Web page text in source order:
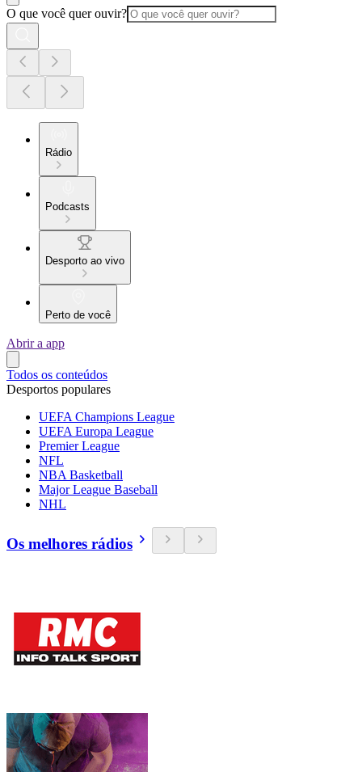
O que você quer ouvir?
Rádio
Podcasts
Desporto ao vivo
Perto de você
Abrir a app
Todos os conteúdos
Desportos populares
UEFA Champions League
UEFA Europa League
Premier League
NFL
NBA Basketball
Major League Baseball
NHL
Os melhores rádios